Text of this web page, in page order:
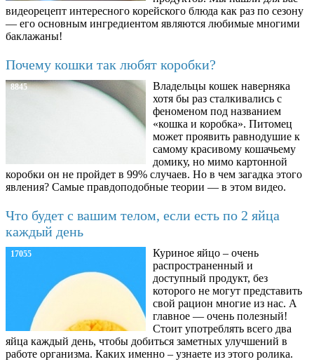
видеорецепт интересного корейского блюда как раз по сезону
— его основным ингредиентом являются любимые многими
баклажаны!
Почему кошки так любят коробки?
8845
Владельцы кошек наверняка
хотя бы раз сталкивались с
феноменом под названием
«кошка и коробка». Питомец
может проявить равнодушие к
самому красивому кошачьему
домику, но мимо картонной
коробки он не пройдет в 99% случаев. Но в чем загадка этого
явления? Самые правдоподобные теории — в этом видео.
Что будет с вашим телом, если есть по 2 яйца
каждый день
17055
Куриное яйцо – очень
распространенный и
доступный продукт, без
которого не могут представить
свой рацион многие из нас. А
главное — очень полезный!
Стоит употреблять всего два
яйца каждый день, чтобы добиться заметных улучшений в
работе организма. Каких именно – узнаете из этого ролика.